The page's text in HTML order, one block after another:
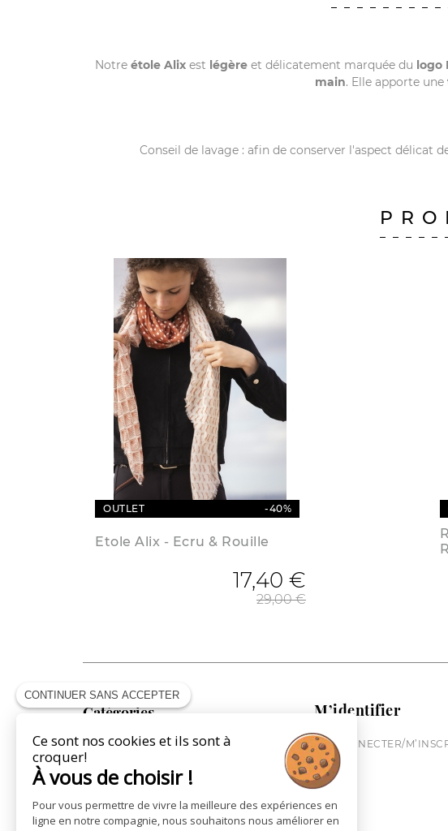
Notre étole Alix est légère et délicatement marquée du logo
main. Elle apporte une
Conseil de lavage : afin de conserver l'aspect délicat
OUTLET -40%
Etole Alix - Ecru & Rouille
17,40 €
29,00 €
Catégories
COLLECTION CAVALIÈRE
COLLECTION CHEVAL
COLLECTION VILLE
ST JAMES X PÉNÉLOPE
LA MAROQUINERIE
M’identifier
ME CONNECTER/
CONTINUER SANS ACCEPTER
Ce sont nos cookies et ils sont à
croquer!
À vous de choisir !
Pour vous permettre de vivre la meilleure des expériences en
ligne en notre compagnie, nous souhaitons nous améliorer en